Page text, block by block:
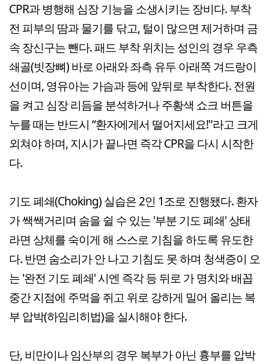
CPR과 병행해 심장 기능을 소생시키는 장비다. 부착
전 피부의 땀과 물기를 닦고, 털이 많으면 제거하며 금
속 장신구는 뺀다. 패드 부착 위치는 성인의 경우 우측
쇄골(빗장뼈) 바로 아래와 좌측 유두 아래쪽 겨드랑이
선이며, 영유아는 가슴과 등에 앞뒤로 부착한다. 전원
을 켜고 심장 리듬을 분석하거나 주황색 쇼크 버튼을
누를 때는 반드시 “환자에게서 떨어지세요!"라고 크게
외쳐야 하며, 지시가 끝나면 즉각 CPR을 다시 시작한
다.
기도 폐쇄(Choking) 실습은 2인 1조로 진행됐다. 환자
가 쌕쌕거리며 숨을 쉴 수 있는 '부분 기도 폐쇄' 상태
라면 상체를 숙이게 해 스스로 기침을 하도록 유도한
다. 반면 숨소리가 안 나고 기침도 못 하며 청색증이 오
는 '완전 기도 폐쇄' 시엔 즉각 등 뒤로 가 명치와 배꼽
중간 지점에 주먹을 쥐고 위로 강하게 밀어 올리는 복
부 압박(하임리히법)을 실시해야 한다.
단, 비만이나 임산부의 경우 복부가 아닌 흉부를 압박